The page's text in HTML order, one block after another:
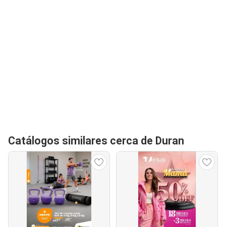
Catálogos similares cerca de Duran